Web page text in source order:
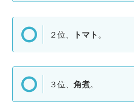
２位、 トマト 。
３位、 角煮。